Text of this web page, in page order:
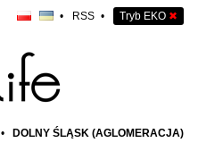
• RSS • Tryb EKO ✖
• DOLNY ŚLĄSK (AGLOMERACJA)